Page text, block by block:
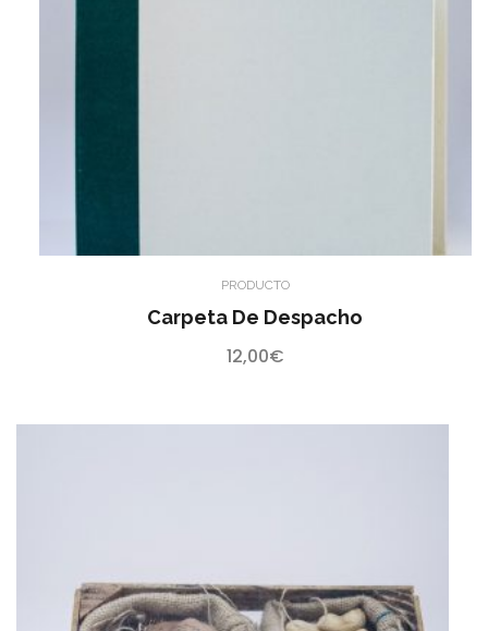
PRODUCTO
Carpeta De Despacho
12,00€